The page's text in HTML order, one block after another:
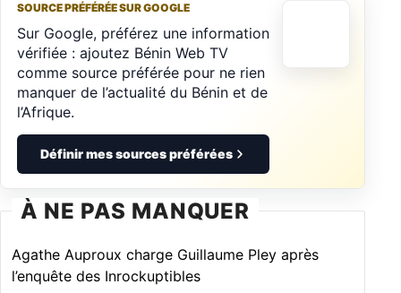
SOURCE PRÉFÉRÉE SUR GOOGLE
Sur Google, préférez une information
vérifiée : ajoutez Bénin Web TV
comme source préférée pour ne rien
manquer de l’actualité du Bénin et de
l’Afrique.
Définir mes sources préférées
À NE PAS MANQUER
Agathe Auproux charge Guillaume Pley après
l’enquête des Inrockuptibles